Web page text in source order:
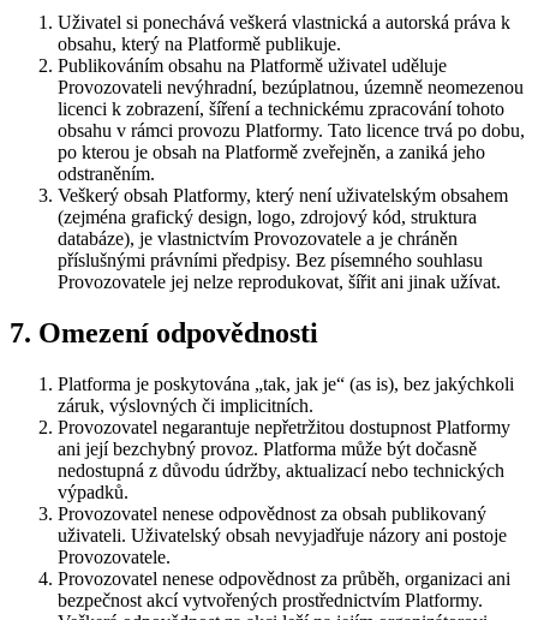
Uživatel si ponechává veškerá vlastnická a autorská práva k
obsahu, který na Platformě publikuje.
Publikováním obsahu na Platformě uživatel uděluje
Provozovateli nevýhradní, bezúplatnou, územně neomezenou
licenci k zobrazení, šíření a technickému zpracování tohoto
obsahu v rámci provozu Platformy. Tato licence trvá po dobu,
po kterou je obsah na Platformě zveřejněn, a zaniká jeho
odstraněním.
Veškerý obsah Platformy, který není uživatelským obsahem
(zejména grafický design, logo, zdrojový kód, struktura
databáze), je vlastnictvím Provozovatele a je chráněn
příslušnými právními předpisy. Bez písemného souhlasu
Provozovatele jej nelze reprodukovat, šířit ani jinak užívat.
7. Omezení odpovědnosti
Platforma je poskytována „tak, jak je“ (as is), bez jakýchkoli
záruk, výslovných či implicitních.
Provozovatel negarantuje nepřetržitou dostupnost Platformy
ani její bezchybný provoz. Platforma může být dočasně
nedostupná z důvodu údržby, aktualizací nebo technických
výpadků.
Provozovatel nenese odpovědnost za obsah publikovaný
uživateli. Uživatelský obsah nevyjadřuje názory ani postoje
Provozovatele.
Provozovatel nenese odpovědnost za průběh, organizaci ani
bezpečnost akcí vytvořených prostřednictvím Platformy.